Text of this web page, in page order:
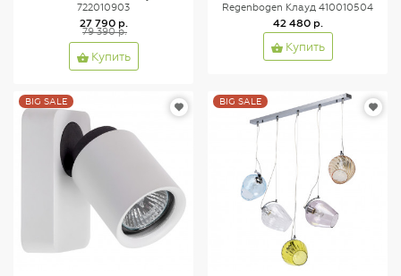
722010903
27 790 р.
79 390 р.
Купить
Regenbogen Клауд 410010504
42 480 р.
Купить
BIG SALE BIG SALE